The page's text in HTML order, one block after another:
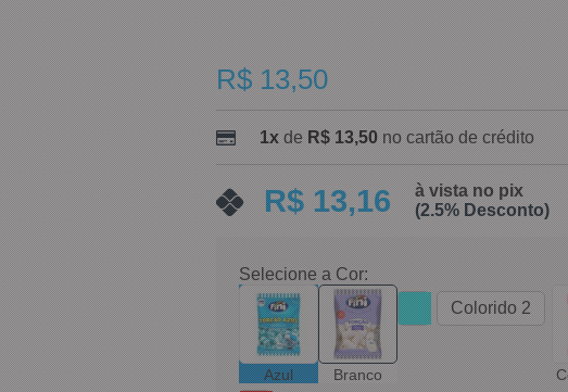
-
R$ 13,50
1xdeR$ 13,50 no cartão de crédito
R$ 13,16
à vista no pix
(2.5% Desconto)
Selecione a Cor:
Azul Branco
Colorido 2